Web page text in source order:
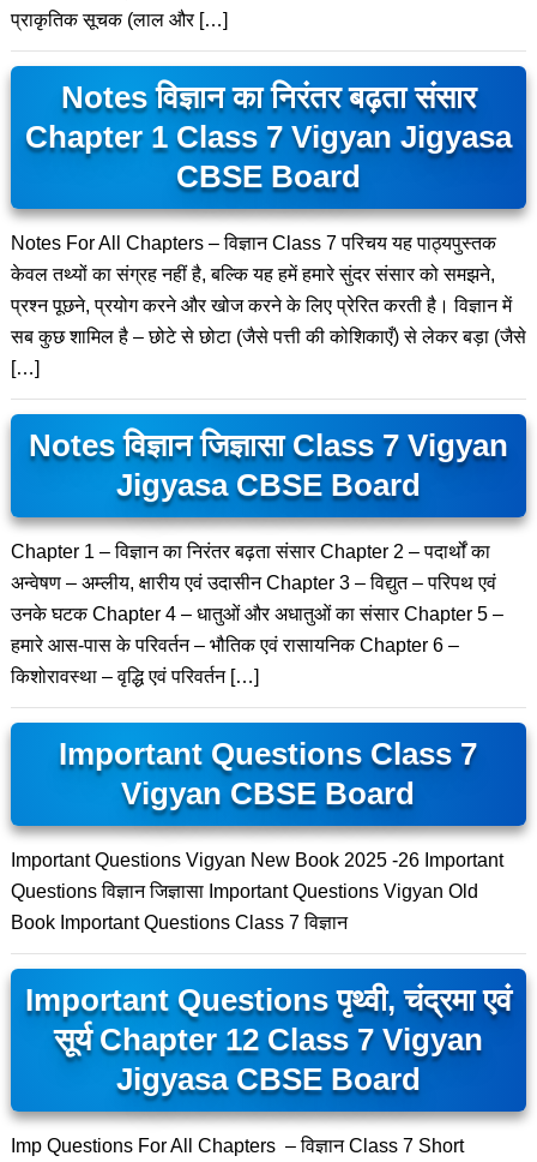
प्राकृतिक सूचक (लाल और […]
Notes विज्ञान का निरंतर बढ़ता संसार
Chapter 1 Class 7 Vigyan Jigyasa
CBSE Board
Notes For All Chapters – विज्ञान Class 7 परिचय यह पाठ्यपुस्तक
केवल तथ्यों का संग्रह नहीं है, बल्कि यह हमें हमारे सुंदर संसार को समझने,
प्रश्न पूछने, प्रयोग करने और खोज करने के लिए प्रेरित करती है। विज्ञान में
सब कुछ शामिल है – छोटे से छोटा (जैसे पत्ती की कोशिकाएँ) से लेकर बड़ा (जैसे
[…]
Notes विज्ञान जिज्ञासा Class 7 Vigyan
Jigyasa CBSE Board
Chapter 1 – विज्ञान का निरंतर बढ़ता संसार Chapter 2 – पदार्थों का
अन्वेषण – अम्लीय, क्षारीय एवं उदासीन Chapter 3 – विद्युत – परिपथ एवं
उनके घटक Chapter 4 – धातुओं और अधातुओं का संसार Chapter 5 –
हमारे आस-पास के परिवर्तन – भौतिक एवं रासायनिक Chapter 6 –
किशोरावस्था – वृद्धि एवं परिवर्तन […]
Important Questions Class 7
Vigyan CBSE Board
Important Questions Vigyan New Book 2025 -26 Important
Questions विज्ञान जिज्ञासा Important Questions Vigyan Old
Book Important Questions Class 7 विज्ञान
Important Questions पृथ्वी, चंद्रमा एवं
सूर्य Chapter 12 Class 7 Vigyan
Jigyasa CBSE Board
Imp Questions For All Chapters – विज्ञान Class 7 Short